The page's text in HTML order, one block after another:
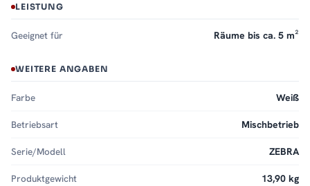
LEISTUNG
Geeignet für Räume bis ca. 5 m²
WEITERE ANGABEN
Farbe Weiß
Betriebsart Mischbetrieb
Serie/Modell ZEBRA
Produktgewicht 13,90 kg